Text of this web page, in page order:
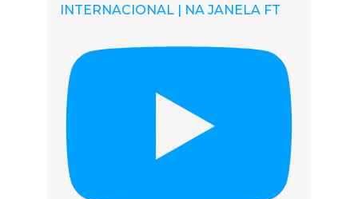
INTERNACIONAL | NA JANELA FT